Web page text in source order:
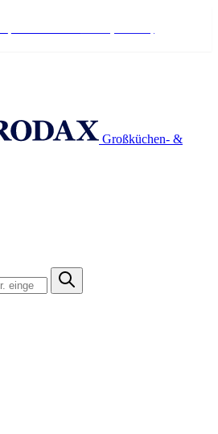
Großküchen- &